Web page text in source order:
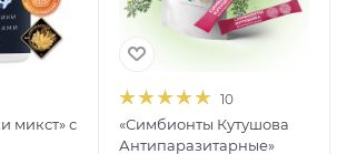
микст» с
10
«Симбионты Кутушова
Антипаразитарные»